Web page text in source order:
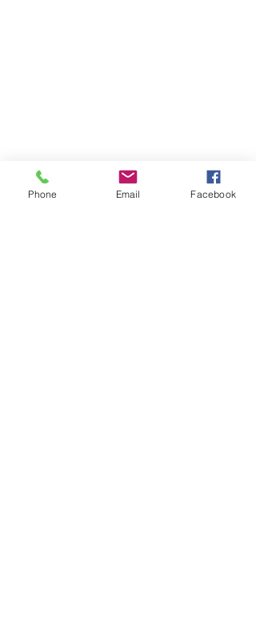
Phone Email Facebook